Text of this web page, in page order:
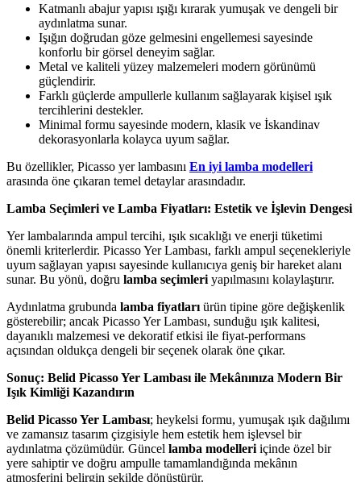
Katmanlı abajur yapısı ışığı kırarak yumuşak ve dengeli bir
aydınlatma sunar.
Işığın doğrudan göze gelmesini engellemesi sayesinde
konforlu bir görsel deneyim sağlar.
Metal ve kaliteli yüzey malzemeleri modern görünümü
güçlendirir.
Farklı güçlerde ampullerle kullanım sağlayarak kişisel ışık
tercihlerini destekler.
Minimal formu sayesinde modern, klasik ve İskandinav
dekorasyonlarla kolayca uyum sağlar.
Bu özellikler, Picasso yer lambasını En iyi lamba modelleri
arasında öne çıkaran temel detaylar arasındadır.
Lamba Seçimleri ve Lamba Fiyatları: Estetik ve İşlevin Dengesi
Yer lambalarında ampul tercihi, ışık sıcaklığı ve enerji tüketimi
önemli kriterlerdir. Picasso Yer Lambası, farklı ampul seçenekleriyle
uyum sağlayan yapısı sayesinde kullanıcıya geniş bir hareket alanı
sunar. Bu yönü, doğru lamba seçimleri yapılmasını kolaylaştırır.
Aydınlatma grubunda lamba fiyatları ürün tipine göre değişkenlik
gösterebilir; ancak Picasso Yer Lambası, sunduğu ışık kalitesi,
dayanıklı malzemesi ve dekoratif etkisi ile fiyat-performans
açısından oldukça dengeli bir seçenek olarak öne çıkar.
Sonuç: Belid Picasso Yer Lambası ile Mekânınıza Modern Bir
Işık Kimliği Kazandırın
Belid Picasso Yer Lambası; heykelsi formu, yumuşak ışık dağılımı
ve zamansız tasarım çizgisiyle hem estetik hem işlevsel bir
aydınlatma çözümüdür. Güncel lamba modelleri içinde özel bir
yere sahiptir ve doğru ampulle tamamlandığında mekânın
atmosferini belirgin şekilde dönüştürür.